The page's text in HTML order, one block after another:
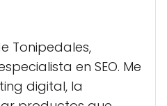
Tonipedales,
en SEO. Me
digital, la